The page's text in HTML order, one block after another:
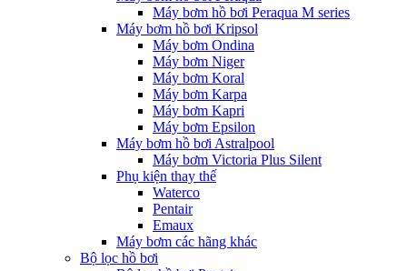
Máy bơm hồ bơi Peraqua M series
Máy bơm hồ bơi Kripsol
Máy bơm Ondina
Máy bơm Niger
Máy bơm Koral
Máy bơm Karpa
Máy bơm Kapri
Máy bơm Epsilon
Máy bơm hồ bơi Astralpool
Máy bơm Victoria Plus Silent
Phụ kiện thay thế
Waterco
Pentair
Emaux
Máy bơm các hãng khác
Bộ lọc hồ bơi